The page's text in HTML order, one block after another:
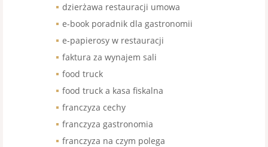
dzierżawa restauracji umowa
e-book poradnik dla gastronomii
e-papierosy w restauracji
faktura za wynajem sali
food truck
food truck a kasa fiskalna
franczyza cechy
franczyza gastronomia
franczyza na czym polega